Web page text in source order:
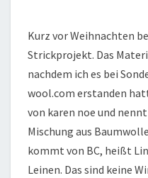
Kurz vor Weihnachten
Strickprojekt. Das
nachdem ich es bei
wool.com erstanden
von karen noe und
Mischung aus
kommt von BC, heißt
Leinen. Das sind keine